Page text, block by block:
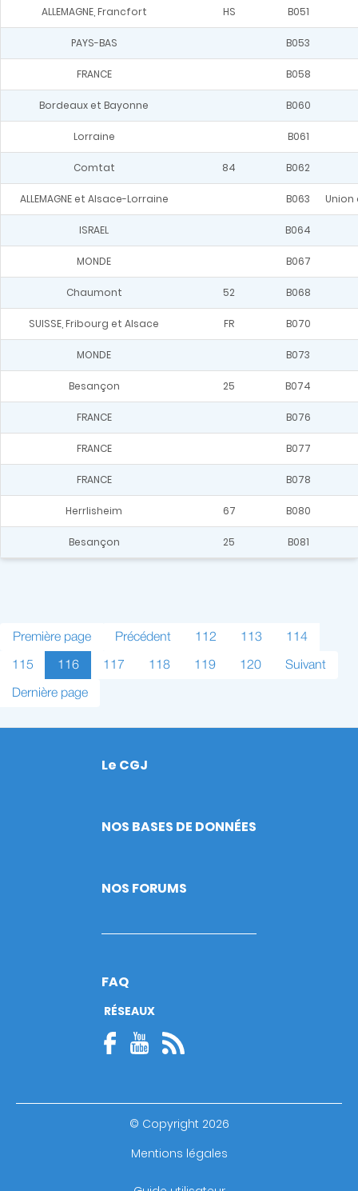
ALLEMAGNE, Francfort HS B051
PAYS-BAS B053
FRANCE B058
Bordeaux et Bayonne B060
Lorraine B061
Comtat 84 B062
ALLEMAGNE et Alsace-Lorraine B063
ISRAEL B064
MONDE B067
Chaumont 52 B068
SUISSE, Fribourg et Alsace FR B070
MONDE B073
Besançon 25 B074
FRANCE B076
FRANCE B077
FRANCE B078
Herrlisheim 67 B080
Besançon 25 B081
Première
Première page
Page
Précédent Page
112 Page
113 Page
114
Page
115
Page
courante
116 Page
117 Page
118 Page
119 Page
120
Page
Suivant
Dernière
Dernière page
Footer
Le CGJ
NOS BASES DE DONNÉES
NOS FORUMS
FAQ
RÉSEAUX
© Copyright 2026
Mentions légales